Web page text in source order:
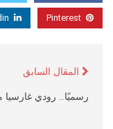
Pinterest
المقال السابق
رسميًا.. رودي غارسيا